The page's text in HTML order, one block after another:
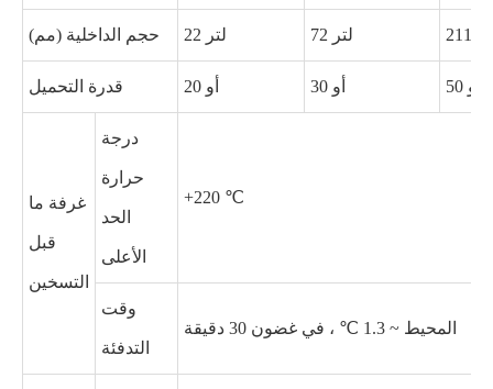
حجم الداخلية (مم) 22 لتر 72 لتر
قدرة التحميل 20 أو 30 أو 50 أو
غرفة ما
قبل
التسخين
درجة
حرارة
الحد
الأعلى
+220 ℃
وقت
التدفئة
المحيط ~ 1.3 ℃ ، في غضون 30 دقيقة